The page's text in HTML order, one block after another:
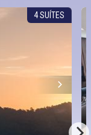
4 SUÍTES